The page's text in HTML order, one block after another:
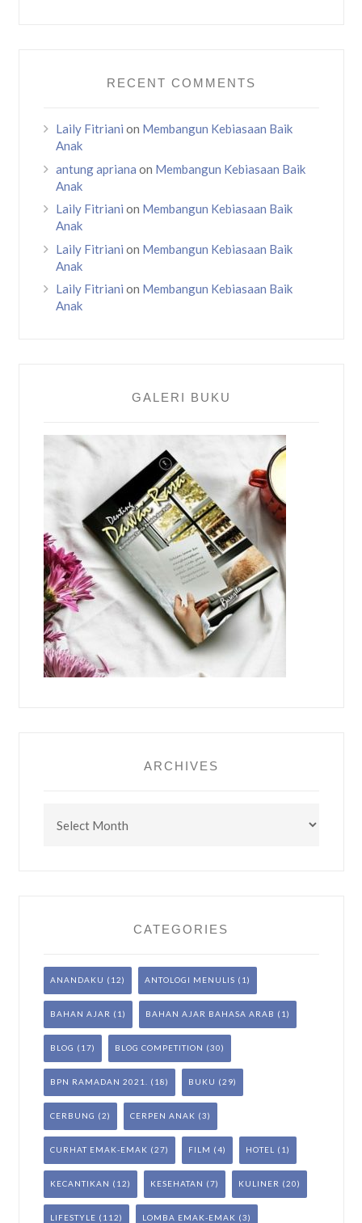
RECENT COMMENTS
Laily Fitriani on Membangun Kebiasaan Baik
Anak
antung apriana on Membangun Kebiasaan Baik
Anak
Laily Fitriani on Membangun Kebiasaan Baik
Anak
Laily Fitriani on Membangun Kebiasaan Baik
Anak
Laily Fitriani on Membangun Kebiasaan Baik
Anak
GALERI BUKU
ARCHIVES
CATEGORIES
ANANDAKU (12) ANTOLOGI MENULIS (1)
BAHAN AJAR (1) BAHAN AJAR BAHASA ARAB (1)
BLOG (17) BLOG COMPETITION (30)
BPN RAMADAN 2021. (18) BUKU (29)
CERBUNG (2) CERPEN ANAK (3)
CURHAT EMAK-EMAK (27) FILM (4) HOTEL (1)
KECANTIKAN (12) KESEHATAN (7) KULINER (20)
LIFESTYLE (112) LOMBA EMAK-EMAK (3)